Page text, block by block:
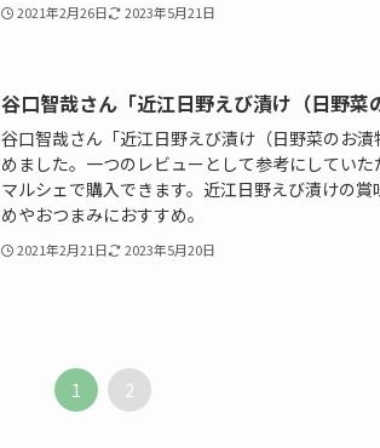
2021年2月26日 2023年5月21日
谷口智哉さん「近江日野えび漬け（日野菜
谷口智哉さん「近江日野えび漬け（日野菜のお
めました。一つのレビューとして参考にしてい
マルシェで購入できます。近江日野えび漬けの
めやおつまみにおすすめ。
2021年2月21日 2023年5月20日
1 2